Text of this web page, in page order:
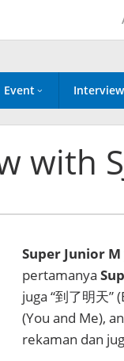
Event Interview
with
Super Junior M
pertamanya
juga “到了明天”
(You and Me),
rekaman dan